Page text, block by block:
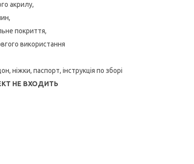
акрилу,
покриття,
використання
ніжки, паспорт, інструкція по зборі
НЕ ВХОДИТЬ